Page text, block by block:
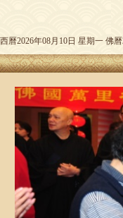
西曆2026年08月10日 星期一 佛